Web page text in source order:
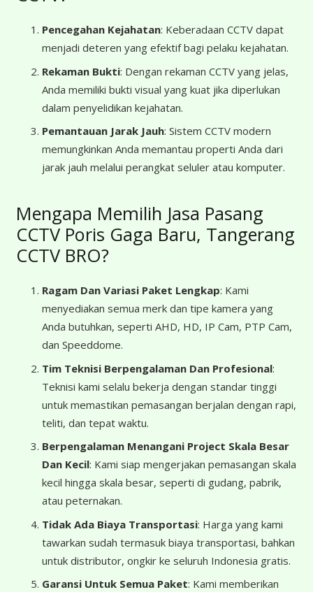
Pencegahan Kejahatan: Keberadaan CCTV dapat
menjadi deteren yang efektif bagi pelaku kejahatan.
Rekaman Bukti: Dengan rekaman CCTV yang jelas,
Anda memiliki bukti visual yang kuat jika diperlukan
dalam penyelidikan kejahatan.
Pemantauan Jarak Jauh: Sistem CCTV modern
memungkinkan Anda memantau properti Anda dari
jarak jauh melalui perangkat seluler atau komputer.
Mengapa Memilih Jasa Pasang
CCTV Poris Gaga Baru, Tangerang
CCTV BRO?
Ragam Dan Variasi Paket Lengkap: Kami
menyediakan semua merk dan tipe kamera yang
Anda butuhkan, seperti AHD, HD, IP Cam, PTP Cam,
dan Speeddome.
Tim Teknisi Berpengalaman Dan Profesional:
Teknisi kami selalu bekerja dengan standar tinggi
untuk memastikan pemasangan berjalan dengan rapi,
teliti, dan tepat waktu.
Berpengalaman Menangani Project Skala Besar
Dan Kecil: Kami siap mengerjakan pemasangan skala
kecil hingga skala besar, seperti di gudang, pabrik,
atau peternakan.
Tidak Ada Biaya Transportasi: Harga yang kami
tawarkan sudah termasuk biaya transportasi, bahkan
untuk distributor, ongkir ke seluruh Indonesia gratis.
Garansi Untuk Semua Paket: Kami memberikan